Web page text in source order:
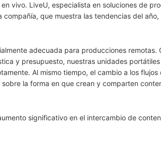
vivo. LiveU, especialista en soluciones de
compañía, que muestra las tendencias del
adecuada para producciones remotas.
y presupuesto, nuestras unidades
Al mismo tiempo, el cambio a los
la forma en que crean y comparten
significativo en el intercambio de